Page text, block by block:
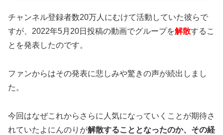
チャンネル登録者数20万人にむけて活動していた彼らで
すが、2022年5月20日投稿の動画でグループを解散するこ
とを発表したのです。
ファンからはその発表に悲しみや驚きの声が続出しまし
た。
今回はなぜこれからさらに人気になっていくことが期待さ
れていたよにんのりが解散することとなったのか、その経